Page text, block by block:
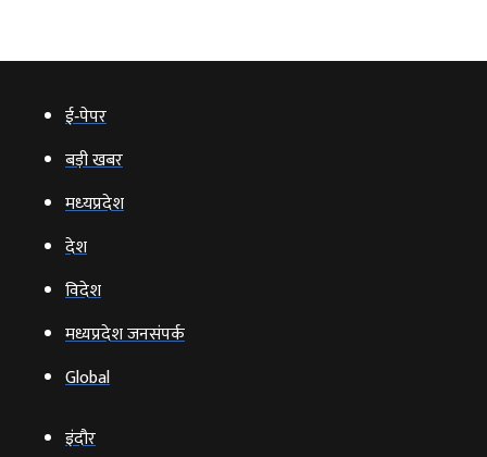
ई‑पेपर
बड़ी खबर
मध्‍यप्रदेश
देश
विदेश
मध्यप्रदेश जनसंपर्क
Global
इंदौर